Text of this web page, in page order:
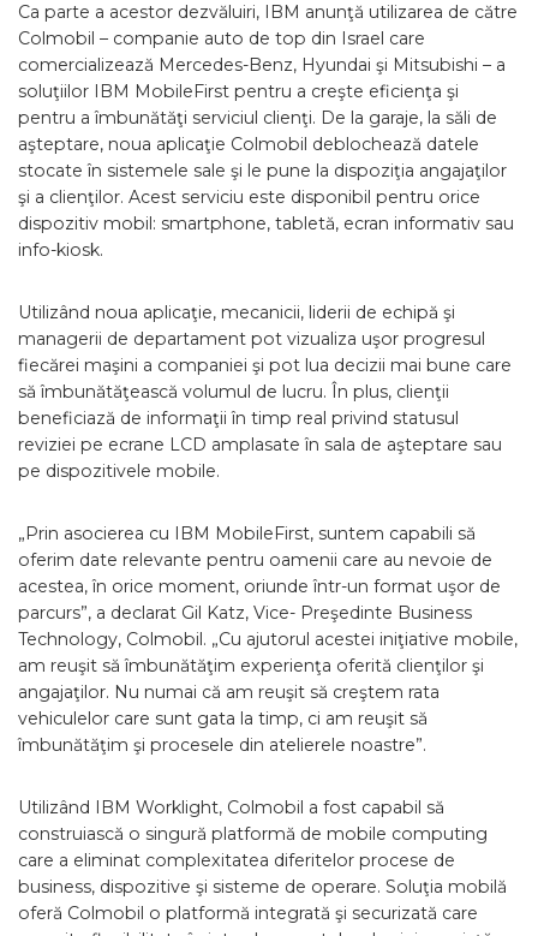
Ca parte a acestor dezvăluiri, IBM anunţă utilizarea de către
Colmobil – companie auto de top din Israel care
comercializează Mercedes-Benz, Hyundai şi Mitsubishi – a
soluţiilor IBM MobileFirst pentru a creşte eficienţa şi
pentru a îmbunătăţi serviciul clienţi. De la garaje, la săli de
aşteptare, noua aplicaţie Colmobil deblochează datele
stocate în sistemele sale şi le pune la dispoziţia angajaţilor
şi a clienţilor. Acest serviciu este disponibil pentru orice
dispozitiv mobil: smartphone, tabletă, ecran informativ sau
info-kiosk.
Utilizând noua aplicaţie, mecanicii, liderii de echipă şi
managerii de departament pot vizualiza uşor progresul
fiecărei maşini a companiei şi pot lua decizii mai bune care
să îmbunătăţească volumul de lucru. În plus, clienţii
beneficiază de informaţii în timp real privind statusul
reviziei pe ecrane LCD amplasate în sala de aşteptare sau
pe dispozitivele mobile.
„Prin asocierea cu IBM MobileFirst, suntem capabili să
oferim date relevante pentru oamenii care au nevoie de
acestea, în orice moment, oriunde într-un format uşor de
parcurs”, a declarat Gil Katz, Vice- Preşedinte Business
Technology, Colmobil. „Cu ajutorul acestei iniţiative mobile,
am reuşit să îmbunătăţim experienţa oferită clienţilor şi
angajaţilor. Nu numai că am reuşit să creştem rata
vehiculelor care sunt gata la timp, ci am reuşit să
îmbunătăţim şi procesele din atelierele noastre”.
Utilizând IBM Worklight, Colmobil a fost capabil să
construiască o singură platformă de mobile computing
care a eliminat complexitatea diferitelor procese de
business, dispozitive şi sisteme de operare. Soluţia mobilă
oferă Colmobil o platformă integrată şi securizată care